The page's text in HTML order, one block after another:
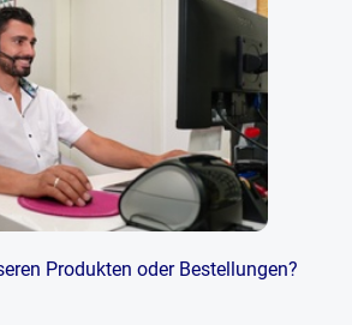
Produkten oder Bestellungen?